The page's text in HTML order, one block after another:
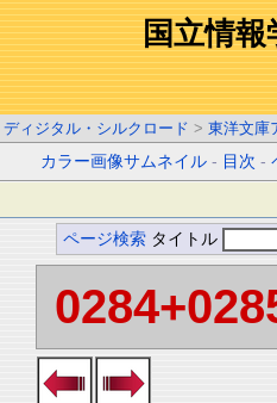
国立情
ディジタル・シルクロード > 東洋文庫
カラー画像サムネイル - 目次 -
ページ検索 タイトル